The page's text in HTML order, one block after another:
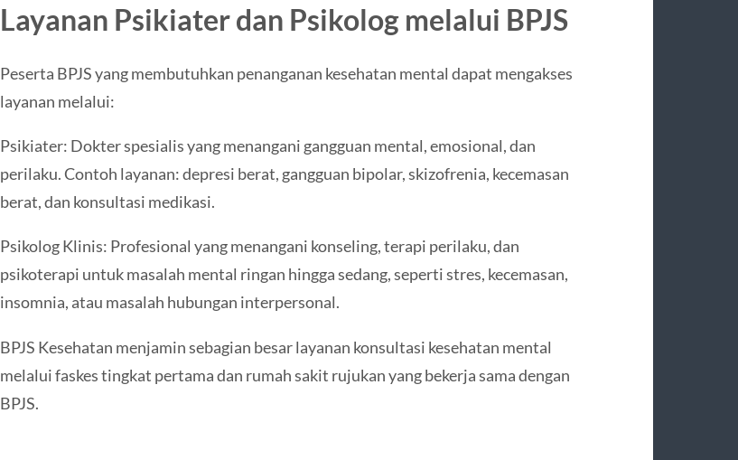
Layanan Psikiater dan Psikolog melalui BPJS
Peserta BPJS yang membutuhkan penanganan kesehatan mental dapat mengakses
layanan melalui:
Psikiater: Dokter spesialis yang menangani gangguan mental, emosional, dan
perilaku. Contoh layanan: depresi berat, gangguan bipolar, skizofrenia, kecemasan
berat, dan konsultasi medikasi.
Psikolog Klinis: Profesional yang menangani konseling, terapi perilaku, dan
psikoterapi untuk masalah mental ringan hingga sedang, seperti stres, kecemasan,
insomnia, atau masalah hubungan interpersonal.
BPJS Kesehatan menjamin sebagian besar layanan konsultasi kesehatan mental
melalui faskes tingkat pertama dan rumah sakit rujukan yang bekerja sama dengan
BPJS.